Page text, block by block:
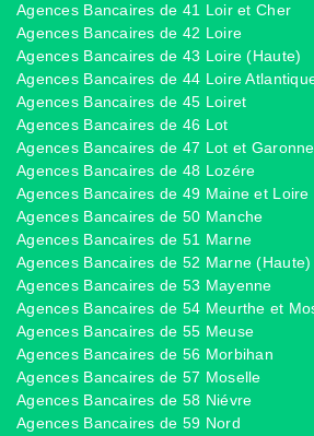
Agences Bancaires de 41 Loir et Cher
Agences Bancaires de 42 Loire
Agences Bancaires de 43 Loire (Haute)
Agences Bancaires de 44 Loire
Agences Bancaires de 45 Loiret
Agences Bancaires de 46 Lot
Agences Bancaires de 47 Lot et Garonne
Agences Bancaires de 48 Lozére
Agences Bancaires de 49 Maine et Loire
Agences Bancaires de 50 Manche
Agences Bancaires de 51 Marne
Agences Bancaires de 52 Marne (Haute)
Agences Bancaires de 53 Mayenne
Agences Bancaires de 54 Meurthe et
Agences Bancaires de 55 Meuse
Agences Bancaires de 56 Morbihan
Agences Bancaires de 57 Moselle
Agences Bancaires de 58 Niévre
Agences Bancaires de 59 Nord